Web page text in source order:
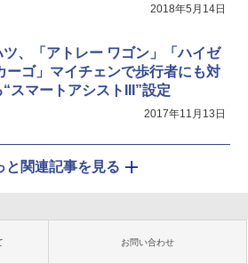
2018年5月14日
ツ、「アトレー ワゴン」「ハイゼ
ーゴ」マイチェンで歩行者にも対
“スマートアシストIII”設定
2017年11月13日
と関連記事を見る
お問い合わせ